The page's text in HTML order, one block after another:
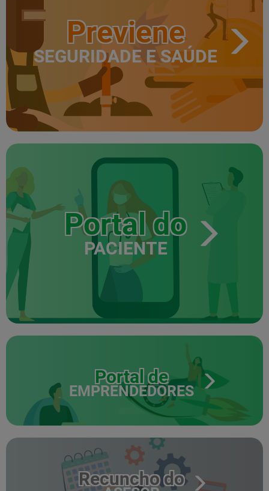
Previene
SEGURIDADE E SAÚDE
Portal do
PACIENTE
Portal de
EMPRENDEDORES
Recuncho do